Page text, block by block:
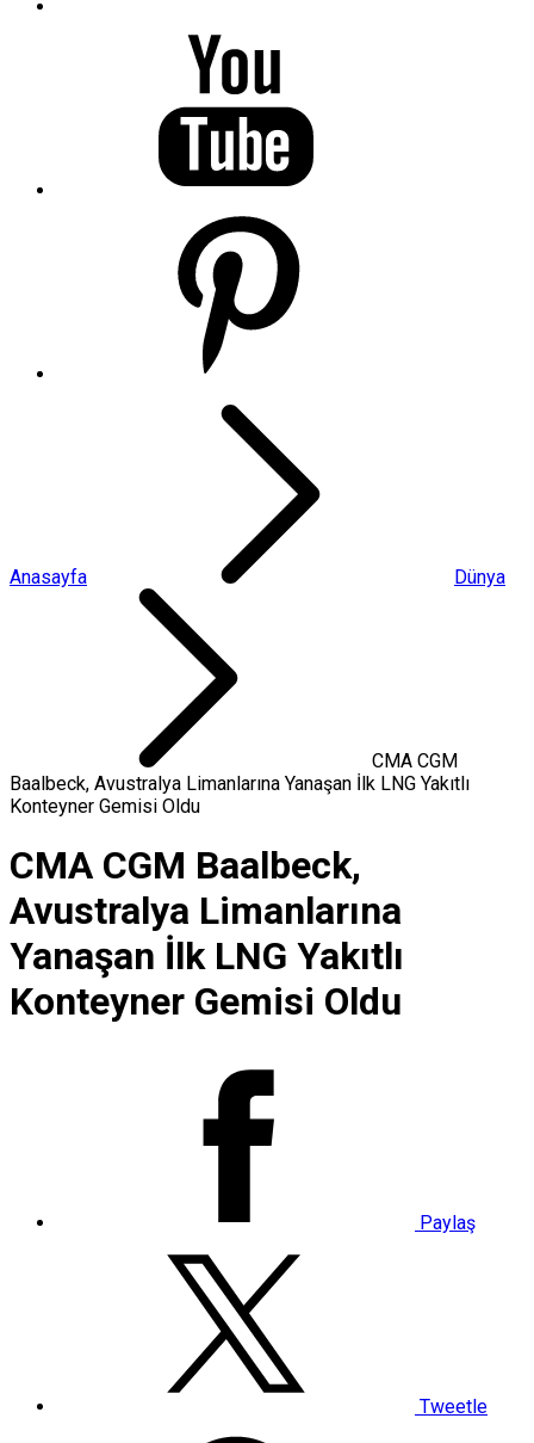
Anasayfa Dünya
CMA CGM
Baalbeck, Avustralya Limanlarına Yanaşan İlk LNG Yakıtlı
Konteyner Gemisi Oldu
CMA CGM Baalbeck,
Avustralya Limanlarına
Yanaşan İlk LNG Yakıtlı
Konteyner Gemisi Oldu
Paylaş
Tweetle